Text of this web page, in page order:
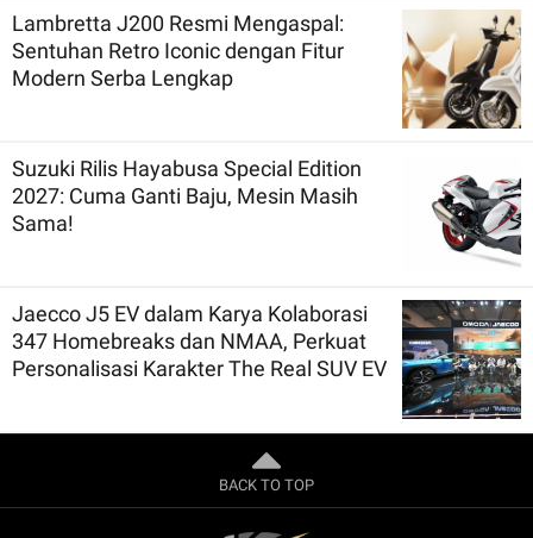
Lambretta J200 Resmi Mengaspal:
Sentuhan Retro Iconic dengan Fitur
Modern Serba Lengkap
Suzuki Rilis Hayabusa Special Edition
2027: Cuma Ganti Baju, Mesin Masih
Sama!
Jaecco J5 EV dalam Karya Kolaborasi
347 Homebreaks dan NMAA, Perkuat
Personalisasi Karakter The Real SUV EV
BACK TO TOP